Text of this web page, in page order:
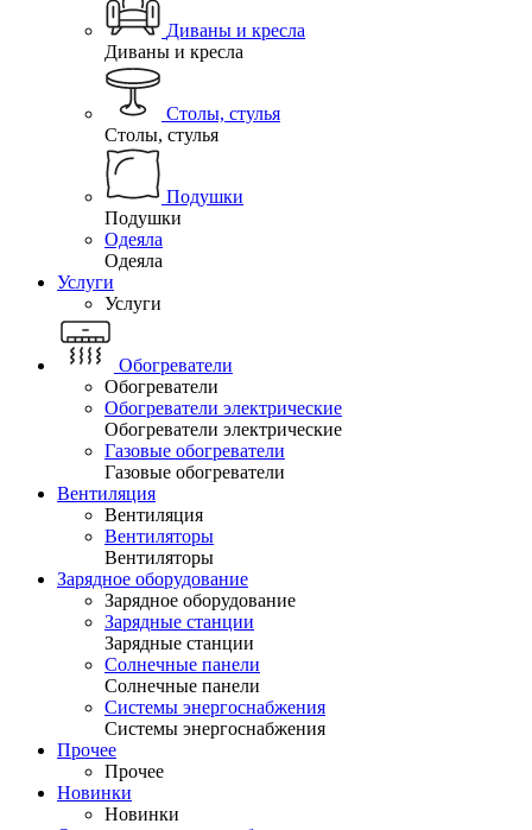
Диваны и кресла
Диваны и кресла
Столы, стулья
Столы, стулья
Подушки
Подушки
Одеяла
Одеяла
Услуги
Услуги
Обогреватели
Обогреватели
Обогреватели электрические
Обогреватели электрические
Газовые обогреватели
Газовые обогреватели
Вентиляция
Вентиляция
Вентиляторы
Вентиляторы
Зарядное оборудование
Зарядное оборудование
Зарядные станции
Зарядные станции
Солнечные панели
Солнечные панели
Системы энергоснабжения
Системы энергоснабжения
Прочее
Прочее
Новинки
Новинки